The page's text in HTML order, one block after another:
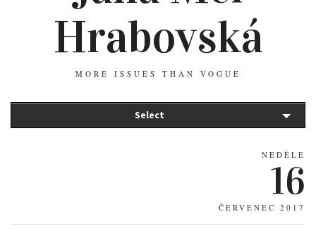
Hrabovská
MORE ISSUES THAN VOGUE
Select
NEDĚLE
16
ČERVENEC 2017